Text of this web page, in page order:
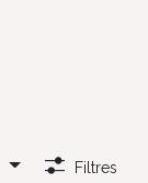
Filtres